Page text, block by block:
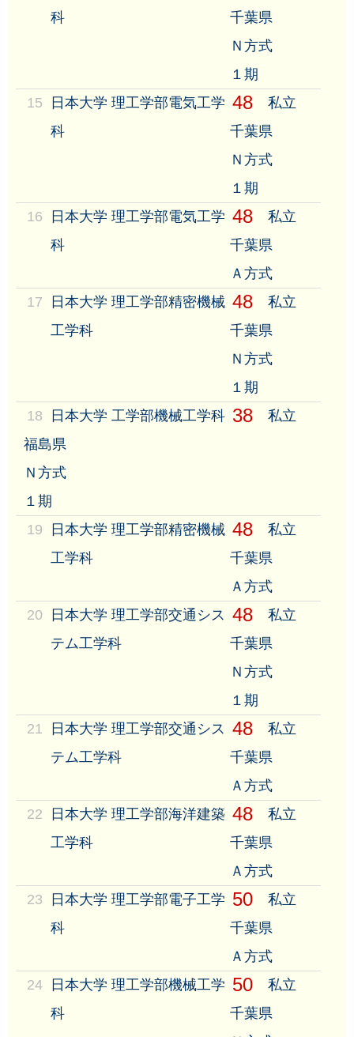
科
千葉県
Ｎ方式
１期
15
日本大学 理工学部電気工学
科
48
私立
千葉県
Ｎ方式
１期
16
日本大学 理工学部電気工学
科
48
私立
千葉県
Ａ方式
17
日本大学 理工学部精密機械
工学科
48
私立
千葉県
Ｎ方式
１期
18
日本大学 工学部機械工学科 38
私立
福島県
Ｎ方式
１期
19
日本大学 理工学部精密機械
工学科
48
私立
千葉県
Ａ方式
20
日本大学 理工学部交通シス
テム工学科
48
私立
千葉県
Ｎ方式
１期
21
日本大学 理工学部交通シス
テム工学科
48
私立
千葉県
Ａ方式
22
日本大学 理工学部海洋建築
工学科
48
私立
千葉県
Ａ方式
23
日本大学 理工学部電子工学
科
50
私立
千葉県
Ａ方式
24
日本大学 理工学部機械工学
科
50
私立
千葉県